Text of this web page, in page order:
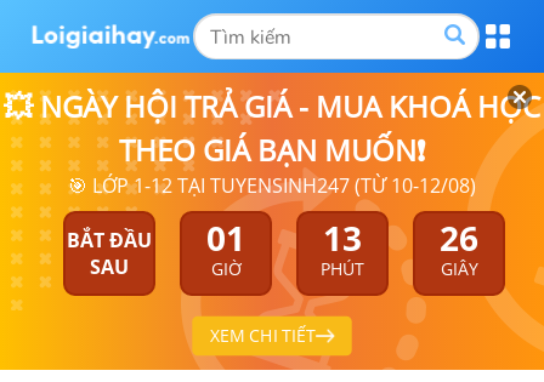
💥 NGÀY HỘI TRẢ GIÁ - MUA KHOÁ HỌC
THEO GIÁ BẠN MUỐN❗
🎯 LỚP 1-12 TẠI TUYENSINH247 (TỪ 10-12/08)
BẮT ĐẦU
SAU
01
GIỜ
13
PHÚT
26
GIÂY
XEM CHI TIẾT